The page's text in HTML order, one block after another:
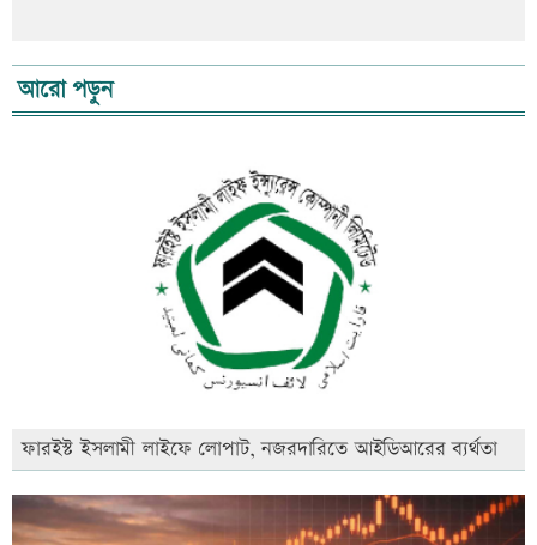
আরো পড়ুন
ফারইস্ট ইসলামী লাইফে লোপাট, নজরদারিতে আইডিআরের ব্যর্থতা